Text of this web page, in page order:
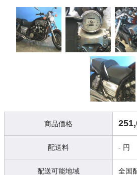
商品価格
配送料 - 円
配送可能地域 全国